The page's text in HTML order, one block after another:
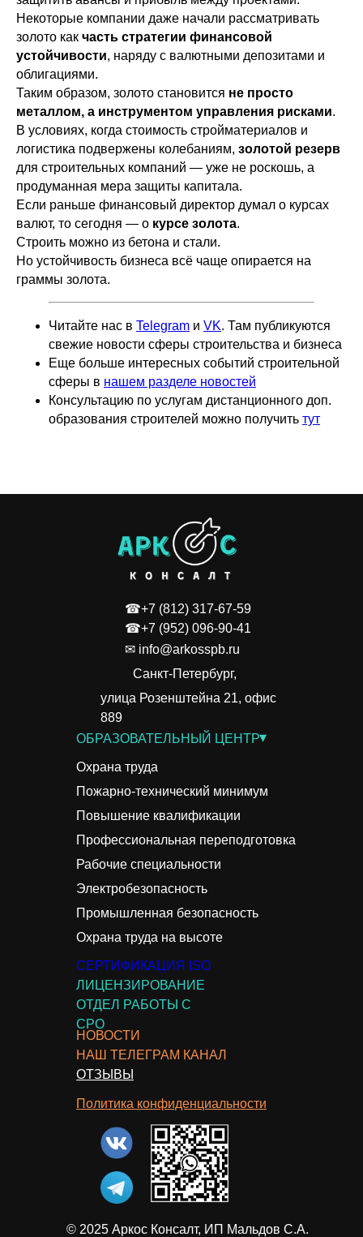
Некоторые компании даже начали рассматривать
золото как часть стратегии финансовой
устойчивости, наряду с валютными депозитами и
облигациями.
Таким образом, золото становится не просто
металлом, а инструментом управления рисками.
В условиях, когда стоимость стройматериалов и
логистика подвержены колебаниям, золотой резерв
для строительных компаний — уже не роскошь, а
продуманная мера защиты капитала.
Если раньше финансовый директор думал о курсах
валют, то сегодня — о курсе золота.
Строить можно из бетона и стали.
Но устойчивость бизнеса всё чаще опирается на
граммы золота.
Читайте нас в Telegram и VK. Там публикуются
свежие новости сферы строительства и бизнеса
Еще больше интересных событий строительной
сферы в нашем разделе новостей
Консультацию по услугам дистанционного доп.
образования строителей можно получить тут
© 2025 Аркос Консалт, ИП Мальдов С.А.
Политика конфиденциальности
ОБРАЗОВАТЕЛЬНЫЙ ЦЕНТР
Охрана труда
▾
Повышение квалификации
Профессиональная переподготовка
Рабочие специальности
Электробезопасность
Промышленная безопасность
СЕРТИФИКАЦИЯ ISO
ОТДЕЛ РАБОТЫ С
СРО
ЛИЦЕНЗИРОВАНИЕ
☎+7 (812) 317-67-59
☎+7 (952) 096-90-41
✉ info@arkosspb.ru
НОВОСТИ
Санкт-Петербург,
улица Розенштейна 21, офис
889
ОТЗЫВЫ
Пожарно-технический минимум
НАШ ТЕЛЕГРАМ КАНАЛ
Охрана труда на высоте